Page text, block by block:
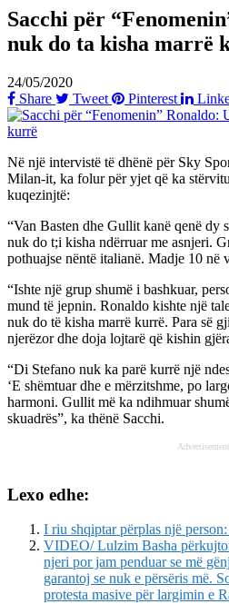
Sacchi për
nuk do ta kisha marrë
24/05/2020
Share
Tweet Pinterest
Në një intervistë të dhënë për Sky
Milan-it, ka folur për yjet që ka
kuqezinjtë:
“Van Basten dhe Gullit kanë qenë dy
nuk do t;i kisha ndërruar me asnjeri.
pothuajse nëntë italianë. Madje 10 në
“Ishte një grup shumë i bashkuar,
mund të jepnin. Ronaldo kishte një
nuk do të kisha marrë kurrë. Para së
njerëzor dhe doja lojtarë që kishin
“Di Stefano nuk ka parë kurrë një
‘E shëmtuar dhe e mërzitshme, po
harmoni. Gullit më ka ndihmuar
skuadrës”, ka thënë Sacchi.
Advertisement
Lexo edhe:
I riu shqiptar përplas një
VIDEO/ Lulzim Basha
njeri por jam penduar se më
garantoj se nuk e përsëris më.
protesta masive për largimin e